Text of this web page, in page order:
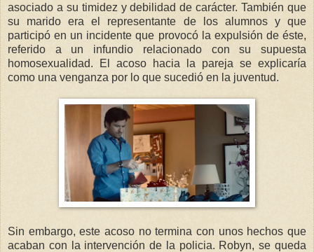
asociado a su timidez y debilidad de carácter. También que
su marido era el representante de los alumnos y que
participó en un incidente que provocó la expulsión de éste,
referido a un infundio relacionado con su supuesta
homosexualidad. El acoso hacia la pareja se explicaría
como una venganza por lo que sucedió en la juventud.
Sin embargo, este acoso no termina con unos hechos que
acaban con la intervención de la policia. Robyn, se queda